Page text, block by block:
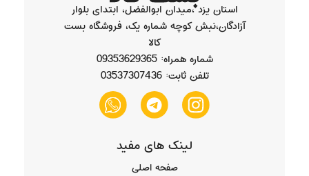
استان یزد ،میدان ابوالفضل، ابتدای بلوار
آزادگان،نبش کوچه شماره یک، فروشگاه بست
کالا
شماره همراه: 09353629365
تلفن ثابت: 03537307436
لینک های مفید
صفحه اصلی